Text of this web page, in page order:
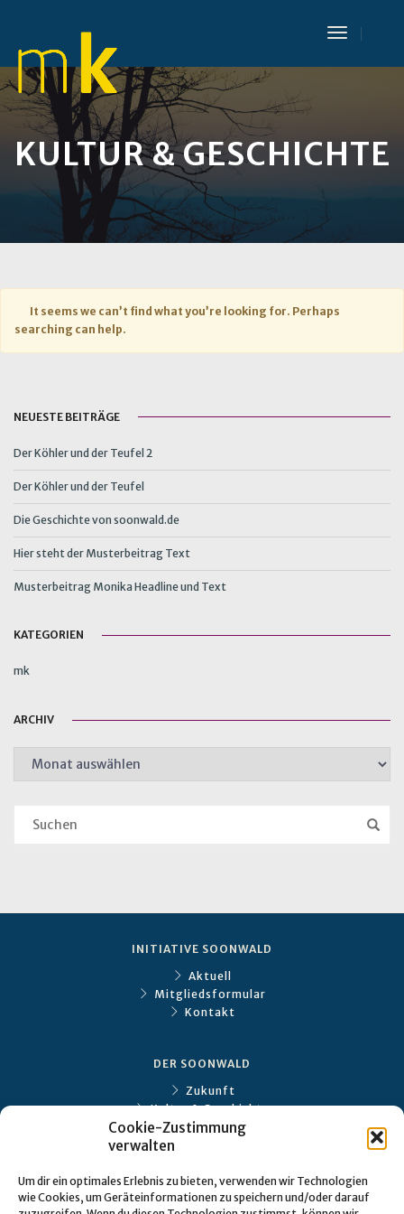
Cookie-Zustimmung
verwalten
Um dir ein optimales Erlebnis zu bieten, verwenden wir Technologien
wie Cookies, um Geräteinformationen zu speichern und/oder darauf
Toggle
KULTUR & GESCHICHTE
It seems we can’t find what you’re looking for. Perhaps
searching can help.
NEUESTE BEITRÄGE
Der Köhler und der Teufel 2
Der Köhler und der Teufel
Die Geschichte von soonwald.de
Hier steht der Musterbeitrag Text
Musterbeitrag Monika Headline und Text
KATEGORIEN
mk
ARCHIV
INITIATIVE SOONWALD
Aktuell
Mitgliedsformular
Kontakt
DER SOONWALD
Zukunft
Kultur & Geschichte
Ökologie
SPECIALS
Eckweiler